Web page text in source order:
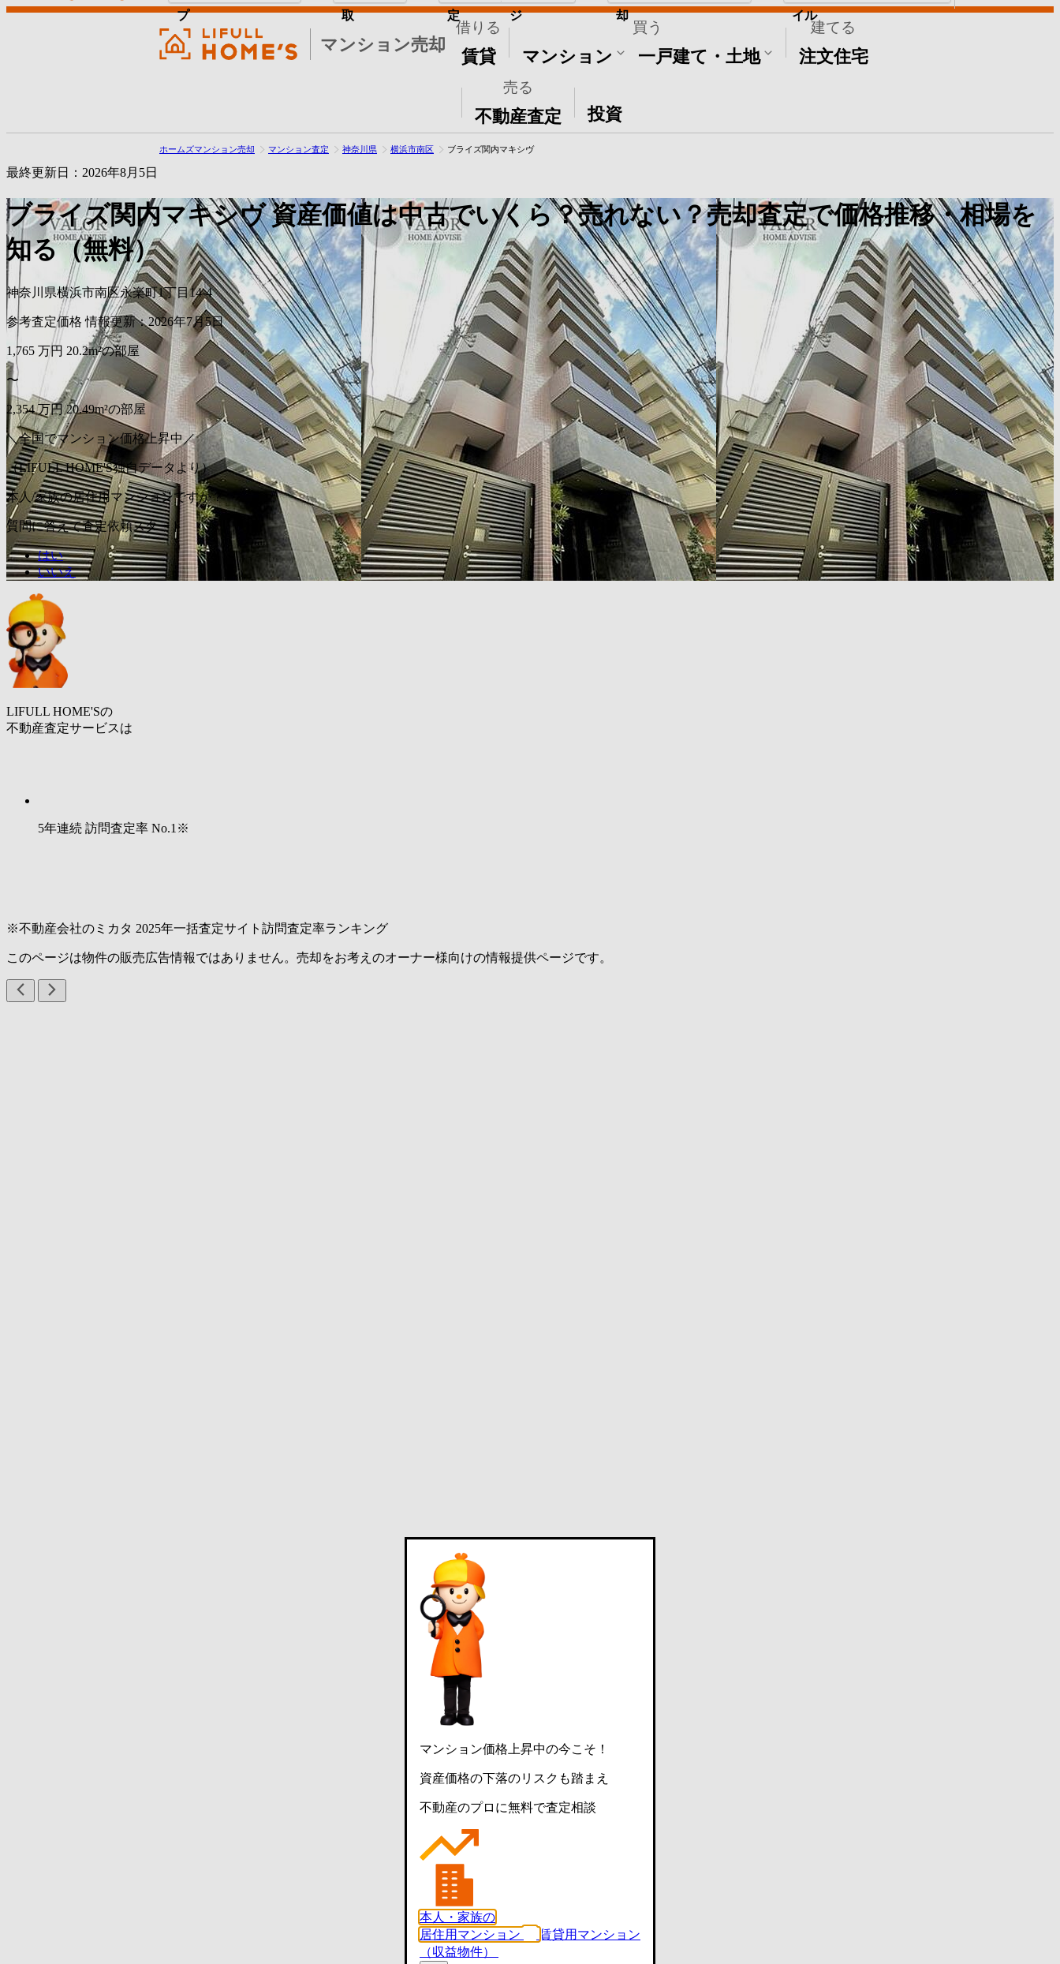
マンション売却
借りる
賃貸
買う
マンション 一戸建て・土地
建てる
注文住宅
売る
不動産査定
その他
投資
プ 取 定 ジ 却 イル
ホームズマンション売却 マンション査定 神奈川県 横浜市南区 ブライズ関内マキシヴ
最終更新日：2026年8月5日
ブライズ関内マキシヴ 資産価値は中古でいくら？売れない？売却査定で価格推移・相場を
知る（無料）
神奈川県横浜市南区永楽町1丁目14-4
参考査定価格 情報更新：2026年7月5日
1,765 万円 20.2m²の部屋
〜
2,354 万円 20.49m²の部屋
＼全国でマンション価格上昇中／
（LIFULL HOME'S独自データより）
本人/家族の居住用マンションですか？
質問に答えて査定依頼スタート
はい
いいえ
LIFULL HOME'Sの
不動産査定サービスは
5年連続 訪問査定率 No.1 ※
※不動産会社のミカタ 2025年一括査定サイト訪問査定率ランキング
このページは物件の販売広告情報ではありません。売却をお考えのオーナー様向けの情報提供ページです。
マンション価格上昇中の今こそ！
資産価格の下落のリスクも踏まえ
不動産のプロに無料で査定相談
本人・家族の
居住用マンション
賃貸用マンション
（収益物件）